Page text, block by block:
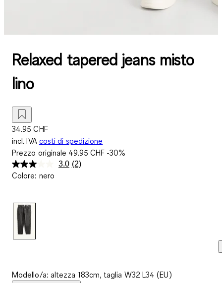
Relaxed tapered jeans misto
lino
34.95 CHF
incl. IVA costi di spedizione
Prezzo originale 49.95 CHF -30%
3.0 Leggi
(2)
Colore: nero
Modello/a: altezza 183cm, taglia W32 L34 (EU)